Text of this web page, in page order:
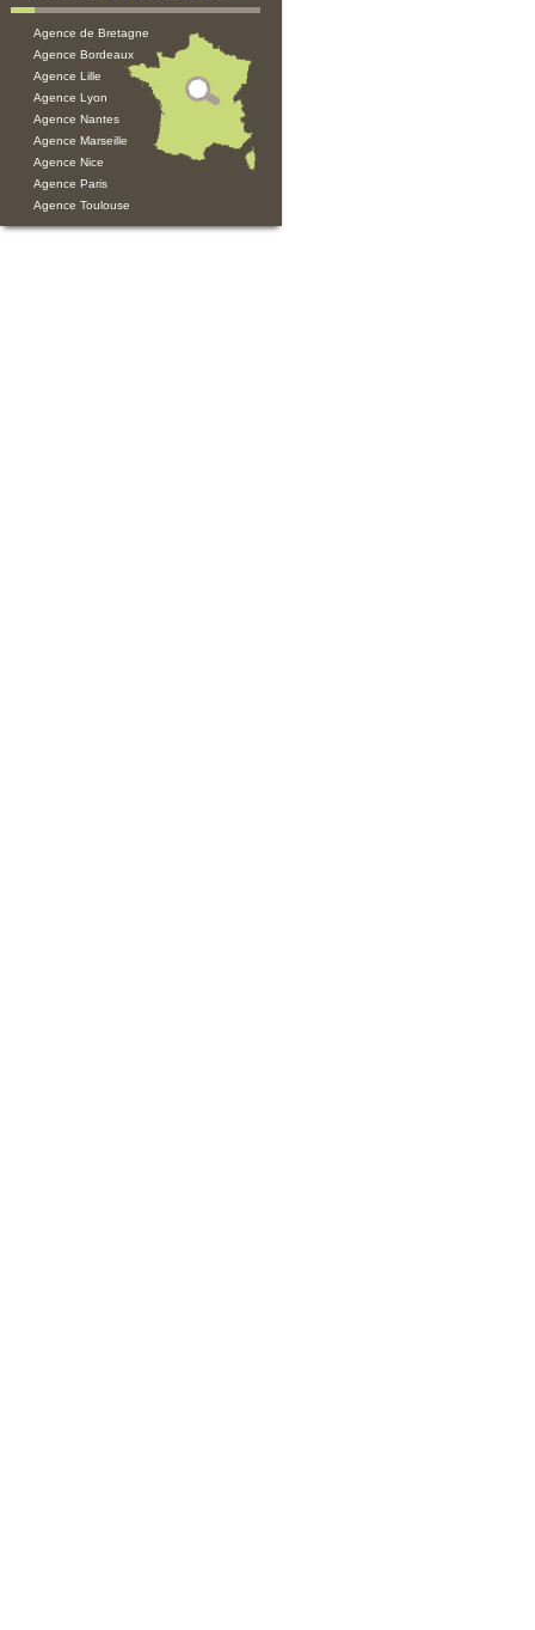
Agence de Bretagne
Agence Bordeaux
Agence Lille
Agence Lyon
Agence Nantes
Agence Marseille
Agence Nice
Agence Paris
Agence Toulouse